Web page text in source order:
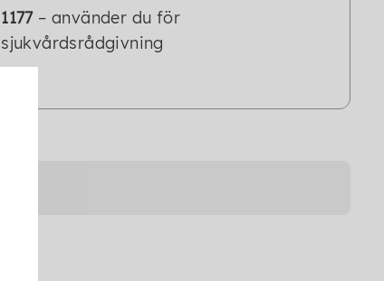
1177– använder du för
sjukvårdsrådgivning